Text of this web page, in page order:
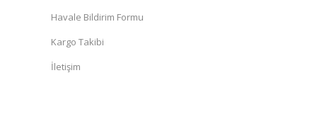
Havale Bildirim Formu
Kargo Takibi
İletişim